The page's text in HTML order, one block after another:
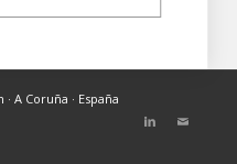
A Coruña · España